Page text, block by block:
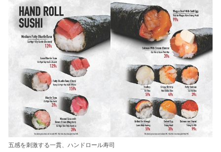
五感を刺激する一貫、ハンドロール寿司